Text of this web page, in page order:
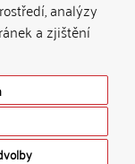
analýzy
a zjištění